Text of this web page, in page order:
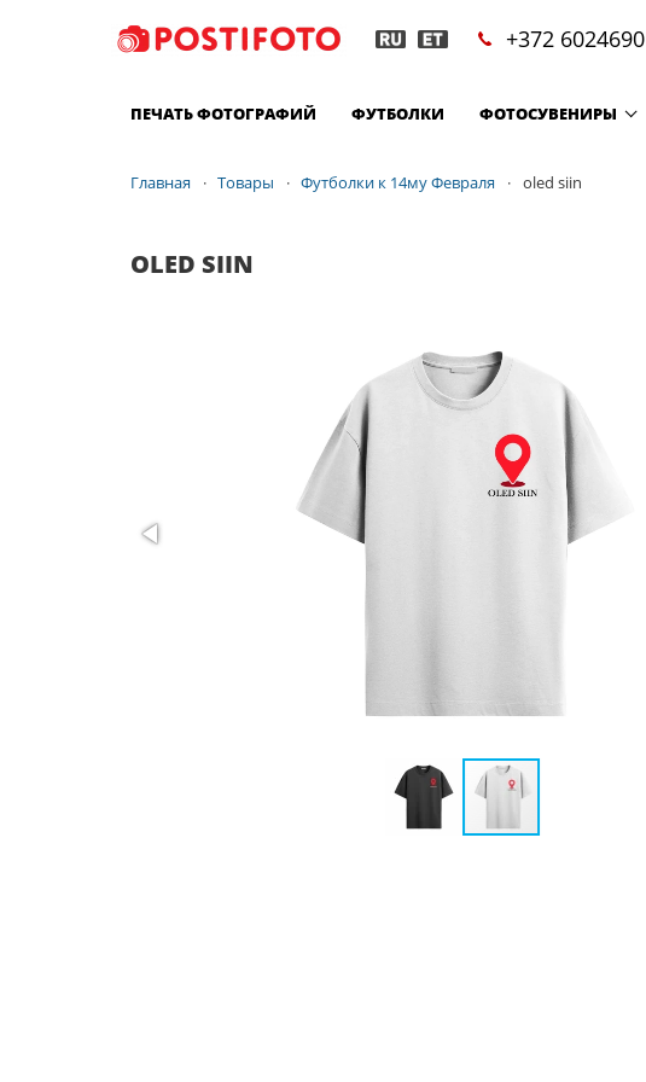
+372 6024690
ПЕЧАТЬ ФОТОГРАФИЙ ФУТБОЛКИ ФОТОСУВЕНИРЫ
Главная Товары Футболки к 14му Февраля oled siin
OLED SIIN